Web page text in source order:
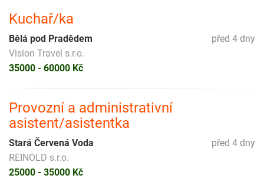
Kuchař/ka
před 4 dny
Bělá pod Pradědem
Vision Travel s.r.o.
35000 - 60000 Kč
Provozní a administrativní
asistent/asistentka
před 4 dny
Stará Červená Voda
REINOLD s.r.o.
25000 - 35000 Kč